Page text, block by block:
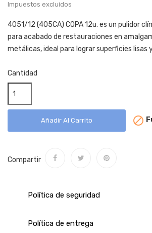
Impuestos excluidos
4051/12 (405CA) COPA 12u. es un pulidor
para acabado de restauraciones en
metálicas, ideal para lograr superficies lisas
Cantidad
Añadir Al Carrito 
Compartir
Política de seguridad
Política de entrega